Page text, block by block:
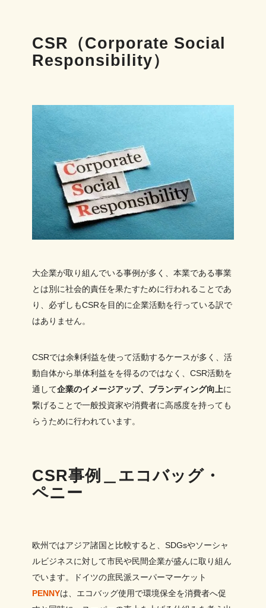
CSR（Corporate Social
Responsibility）
大企業が取り組んでいる事例が多く、本業である事業
とは別に社会的責任を果たすために行われることであ
り、必ずしもCSRを目的に企業活動を行っている訳で
はありません。
CSRでは余剰利益を使って活動するケースが多く、活
動自体から単体利益をを得るのではなく、CSR活動を
通して企業のイメージアップ、ブランディング向上に
繋げることで一般投資家や消費者に高感度を持っても
らうために行われています。
CSR事例＿エコバッグ・
ペニー
欧州ではアジア諸国と比較すると、SDGsやソーシャ
ルビジネスに対して市民や民間企業が盛んに取り組ん
でいます。ドイツの庶民派スーパーマーケット
PENNYは、エコバッグ使用で環境保全を消費者へ促